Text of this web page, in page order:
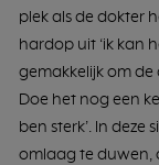
plek als de dokter
hardop uit ‘ik kan
gemakkelijk om
Doe het nog een
ben sterk’. In
omlaag te duwen,